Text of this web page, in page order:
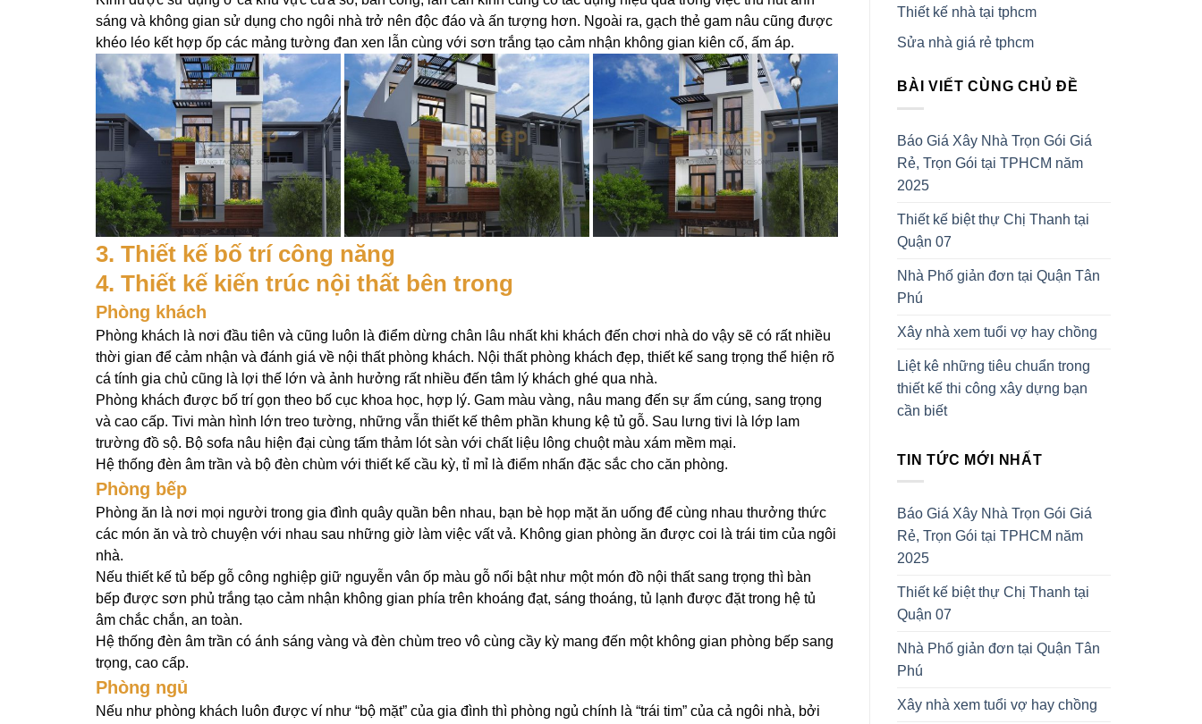
sáng và không gian sử dụng cho ngôi nhà trở nên độc đáo và ấn tượng hơn. Ngoài ra, gạch thẻ gam nâu cũng được
khéo léo kết hợp ốp các mảng tường đan xen lẫn cùng với sơn trắng tạo cảm nhận không gian kiên cố, ấm áp.
3. Thiết kế bố trí công năng
4. Thiết kế kiến trúc nội thất bên trong
Phòng khách
Phòng khách là nơi đầu tiên và cũng luôn là điểm dừng chân lâu nhất khi khách đến chơi nhà do vậy sẽ có rất nhiều
thời gian để cảm nhận và đánh giá về nội thất phòng khách. Nội thất phòng khách đẹp, thiết kế sang trọng thể hiện rõ
cá tính gia chủ cũng là lợi thế lớn và ảnh hưởng rất nhiều đến tâm lý khách ghé qua nhà.
Phòng khách được bố trí gọn theo bố cục khoa học, hợp lý. Gam màu vàng, nâu mang đến sự ấm cúng, sang trọng
và cao cấp. Tivi màn hình lớn treo tường, những vẫn thiết kế thêm phần khung kệ tủ gỗ. Sau lưng tivi là lớp lam
trường đồ sộ. Bộ sofa nâu hiện đại cùng tấm thảm lót sàn với chất liệu lông chuột màu xám mềm mại.
Hệ thống đèn âm trần và bộ đèn chùm với thiết kế cầu kỳ, tỉ mỉ là điểm nhấn đặc sắc cho căn phòng.
Phòng bếp
Phòng ăn là nơi mọi người trong gia đình quây quần bên nhau, bạn bè họp mặt ăn uống để cùng nhau thưởng thức
các món ăn và trò chuyện với nhau sau những giờ làm việc vất vả. Không gian phòng ăn được coi là trái tim của ngôi
nhà.
Nếu thiết kế tủ bếp gỗ công nghiệp giữ nguyễn vân ốp màu gỗ nổi bật như một món đồ nội thất sang trọng thì bàn
bếp được sơn phủ trắng tạo cảm nhận không gian phía trên khoáng đạt, sáng thoáng, tủ lạnh được đặt trong hệ tủ
âm chắc chắn, an toàn.
Hệ thống đèn âm trần có ánh sáng vàng và đèn chùm treo vô cùng cầy kỳ mang đến một không gian phòng bếp sang
trọng, cao cấp.
Phòng ngủ
Nếu như phòng khách luôn được ví như “bộ mặt” của gia đình thì phòng ngủ chính là “trái tim” của cả ngôi nhà, bởi
Thiết kế nhà tại tphcm
Sửa nhà giá rẻ tphcm
BÀI VIẾT CÙNG CHỦ ĐỀ
Báo Giá Xây Nhà Trọn Gói Giá
Rẻ, Trọn Gói tại TPHCM năm
2025
Thiết kế biệt thự Chị Thanh tại
Quận 07
Nhà Phố giản đơn tại Quận Tân
Phú
Xây nhà xem tuổi vợ hay chồng
Liệt kê những tiêu chuẩn trong
thiết kế thi công xây dựng bạn
cần biết
TIN TỨC MỚI NHẤT
Báo Giá Xây Nhà Trọn Gói Giá
Rẻ, Trọn Gói tại TPHCM năm
2025
Thiết kế biệt thự Chị Thanh tại
Quận 07
Nhà Phố giản đơn tại Quận Tân
Phú
Xây nhà xem tuổi vợ hay chồng